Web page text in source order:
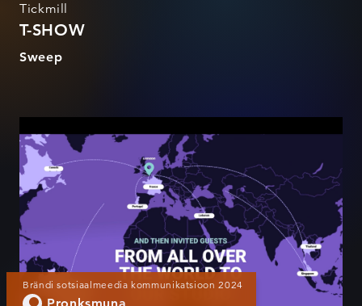
Tickmill
T-SHOW
Sweep
T-SHOW
Brändi sotsiaalmeedia kommunikatsioon 2024
Pronksmuna